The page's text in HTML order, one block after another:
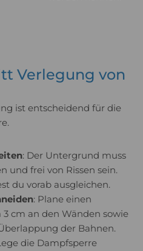
Verlegung von
ist entscheidend für die
: Der Untergrund muss
und frei von Rissen sein.
du vorab ausgleichen.
: Plane einen
cm an den Wänden sowie
der Bahnen.
die Dampfsperre